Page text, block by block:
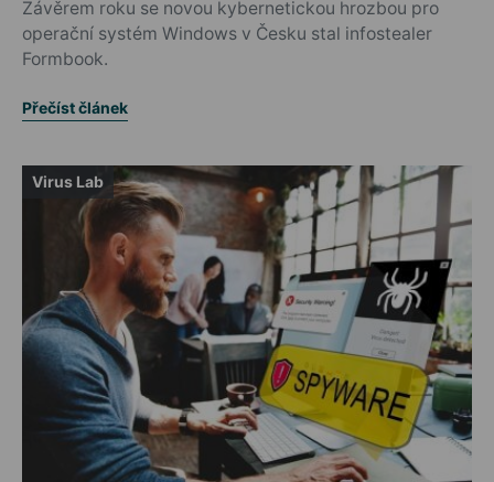
Závěrem roku se novou kybernetickou hrozbou pro
operační systém Windows v Česku stal infostealer
Formbook.
Přečíst článek
Virus Lab